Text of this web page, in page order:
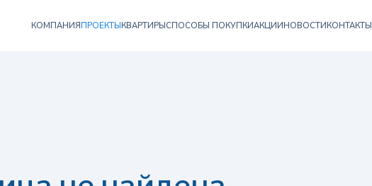
КОМПАНИЯПРОЕКТЫКВАРТИРЫСПОСОБЫ ПОКУПКИАКЦИИНОВОСТИКОНТАКТЫ